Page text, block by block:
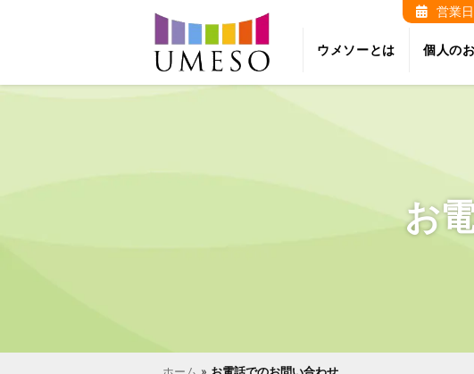
営業
ウメソーとは 個人の
お